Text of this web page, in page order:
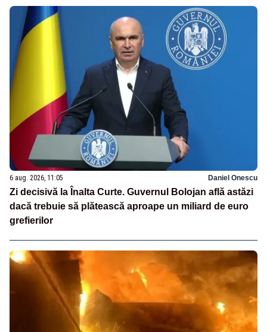
6 aug. 2026, 11:05 Daniel Onescu
Zi decisivă la Înalta Curte. Guvernul Bolojan află astăzi
dacă trebuie să plătească aproape un miliard de euro
grefierilor